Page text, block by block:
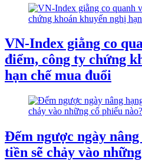
VN-Index giằng co
điểm, công ty chứng
hạn chế mua đuổi
Đếm ngược ngày
tiền sẽ chảy vào